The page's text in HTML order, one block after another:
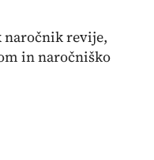
naročnik revije,
in naročniško